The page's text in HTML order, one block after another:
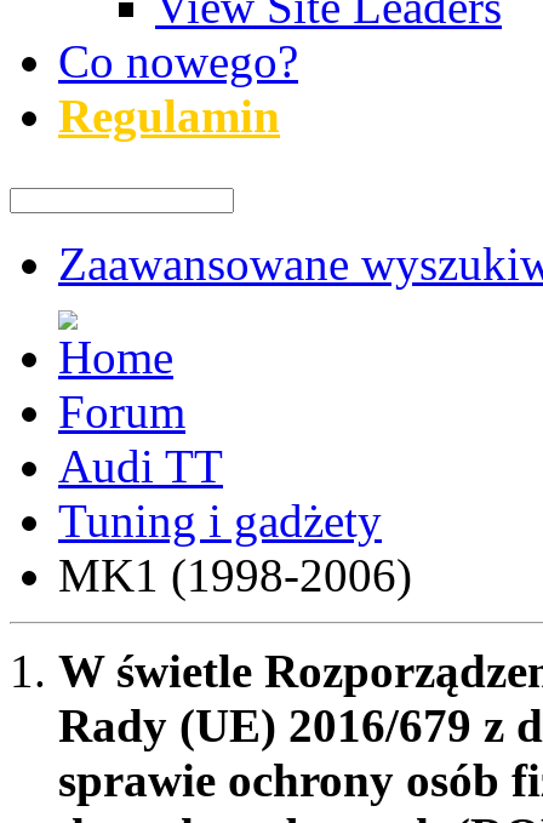
Co nowego?
Regulamin
Zaawansowane
Forum
Audi TT
Tuning i gadżety
MK1 (1998-2006)
W świetle
Rady (UE) 2016/679 z
sprawie ochrony osób